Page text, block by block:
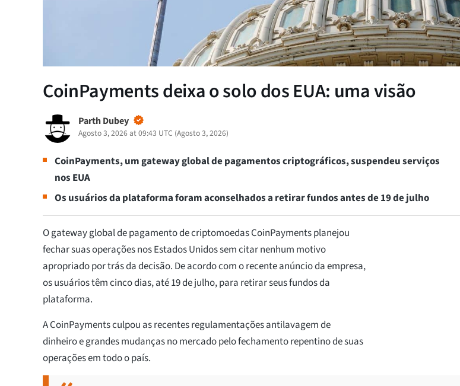
CoinPayments deixa o solo dos EUA: uma visão
Parth Dubey
Agosto 3, 2026 at 09:43 UTC (Agosto 3, 2026)
CoinPayments, um gateway global de pagamentos criptográficos, suspendeu serviços
nos EUA
Os usuários da plataforma foram aconselhados a retirar fundos antes de 19 de julho
O gateway global de pagamento de criptomoedas CoinPayments planejou
fechar suas operações nos Estados Unidos sem citar nenhum motivo
apropriado por trás da decisão. De acordo com o recente anúncio da empresa,
os usuários têm cinco dias, até 19 de julho, para retirar seus fundos da
plataforma.
A CoinPayments culpou as recentes regulamentações antilavagem de
dinheiro e grandes mudanças no mercado pelo fechamento repentino de suas
operações em todo o país.